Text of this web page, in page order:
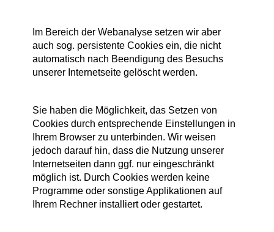
Im Bereich der Webanalyse setzen wir aber
auch sog. persistente Cookies ein, die nicht
automatisch nach Beendigung des Besuchs
unserer Internetseite gelöscht werden.
Sie haben die Möglichkeit, das Setzen von
Cookies durch entsprechende Einstellungen in
Ihrem Browser zu unterbinden. Wir weisen
jedoch darauf hin, dass die Nutzung unserer
Internetseiten dann ggf. nur eingeschränkt
möglich ist. Durch Cookies werden keine
Programme oder sonstige Applikationen auf
Ihrem Rechner installiert oder gestartet.